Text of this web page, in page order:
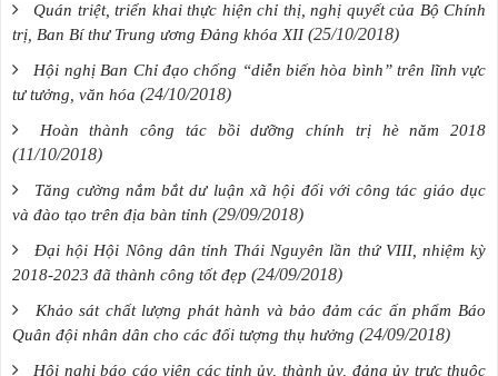
Quán triệt, triển khai thực hiện chỉ thị, nghị quyết của Bộ Chính
trị, Ban Bí thư Trung ương Đảng khóa XII (25/10/2018)
Hội nghị Ban Chỉ đạo chống “diễn biến hòa bình” trên lĩnh vực
tư tưởng, văn hóa (24/10/2018)
Hoàn thành công tác bồi dưỡng chính trị hè năm 2018
(11/10/2018)
Tăng cường nắm bắt dư luận xã hội đối với công tác giáo dục
và đào tạo trên địa bàn tỉnh (29/09/2018)
Đại hội Hội Nông dân tỉnh Thái Nguyên lần thứ VIII, nhiệm kỳ
2018-2023 đã thành công tốt đẹp (24/09/2018)
Khảo sát chất lượng phát hành và bảo đảm các ấn phẩm Báo
Quân đội nhân dân cho các đối tượng thụ hưởng (24/09/2018)
Hội nghị báo cáo viên các tỉnh ủy, thành ủy, đảng ủy trực thuộc